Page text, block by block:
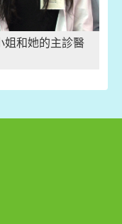
姐和她的主診醫